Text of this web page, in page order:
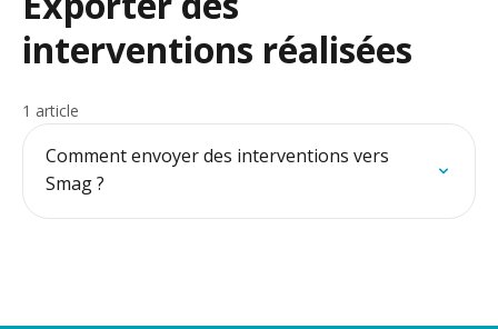
interventions réalisées
1 article
Comment envoyer des interventions vers
Smag ?